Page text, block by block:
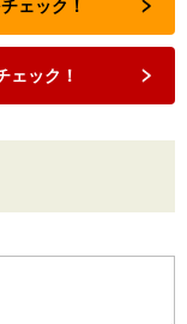
ェック！
ェック！